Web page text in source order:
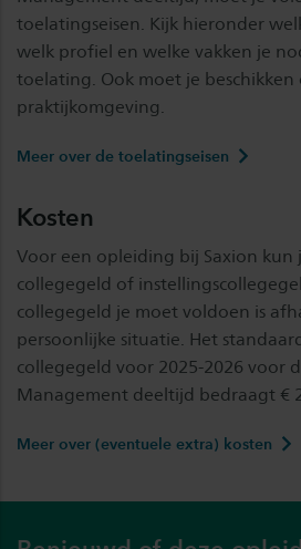
toelatingseisen. Kijk hieronder
welk profiel en welke vakken je
toelating. Ook moet je beschikken
praktijkomgeving.
Meer over de toelatingseisen
Kosten
Voor een opleiding bij Saxion kun
collegegeld of
collegegeld je moet voldoen is
persoonlijke situatie. Het
collegegeld voor 2025-2026 voor
Management deeltijd bedraagt €
Meer over (eventuele extra) kosten